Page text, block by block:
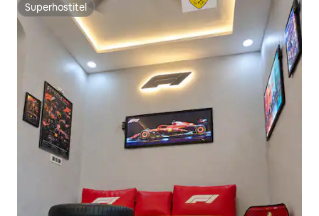
Superhostitel
Superhostitel